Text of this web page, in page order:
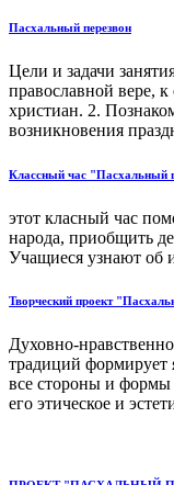
Пасхальный перезвон
Цели и задачи
православной вере,
христиан. 2.
возникновения
Классный час "Пасхальный
этот класный час
народа, приобщить
Учащиеся узнают об
Творческий проект
Духовно-
традиций формирует
все стороны и
его этическое и